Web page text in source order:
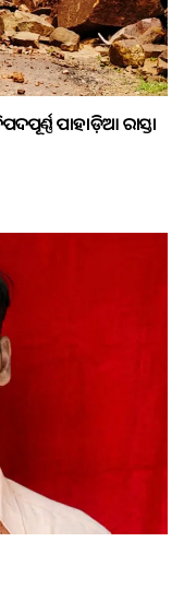
ପାହାଡ଼ିଆ ରାସ୍ତା